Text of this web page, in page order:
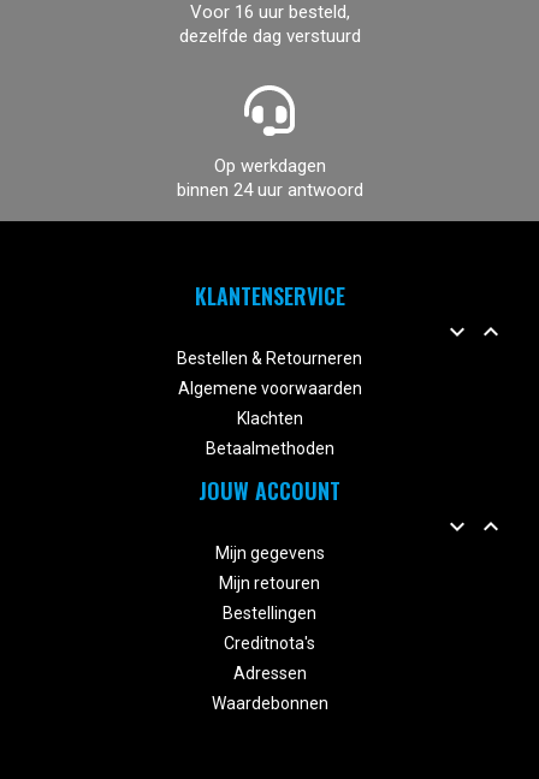
Voor 16 uur besteld,
dezelfde dag verstuurd
Op werkdagen
binnen 24 uur antwoord
KLANTENSERVICE
 
Bestellen & Retourneren
Algemene voorwaarden
Klachten
Betaalmethoden
JOUW ACCOUNT
 
Mijn gegevens
Mijn retouren
Bestellingen
Creditnota's
Adressen
Waardebonnen